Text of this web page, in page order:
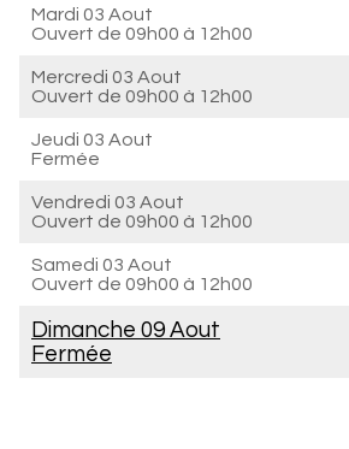
Mardi 03 Aout
Ouvert de 09h00 à 12h00
Mercredi 03 Aout
Ouvert de 09h00 à 12h00
Jeudi 03 Aout
Fermée
Vendredi 03 Aout
Ouvert de 09h00 à 12h00
Samedi 03 Aout
Ouvert de 09h00 à 12h00
Dimanche 09 Aout
Fermée